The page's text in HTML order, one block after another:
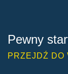
Pewny
PRZEJDŹ DO